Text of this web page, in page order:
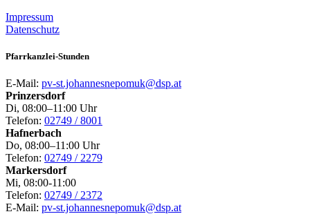
Impressum
Datenschutz
Pfarrkanzlei-Stunden
E-Mail: pv-st.johannesnepomuk@dsp.at
Prinzersdorf
Di, 08:00–11:00 Uhr
Telefon: 02749 / 8001
Hafnerbach
Do, 08:00–11:00 Uhr
Telefon: 02749 / 2279
Markersdorf
Mi, 08:00-11:00
Telefon: 02749 / 2372
E-Mail: pv-st.johannesnepomuk@dsp.at